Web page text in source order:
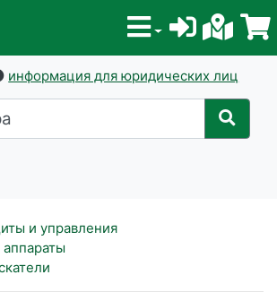
информация для юридических лиц
и управления